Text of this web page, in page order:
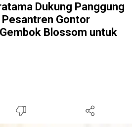
Dukung Panggung
Gontor
Blossom untuk